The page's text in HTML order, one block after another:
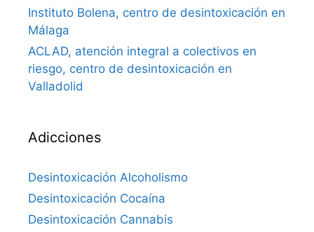
Instituto Bolena, centro de desintoxicación en
Málaga
ACLAD, atención integral a colectivos en
riesgo, centro de desintoxicación en
Valladolid
Adicciones
Desintoxicación Alcoholismo
Desintoxicación Cocaína
Desintoxicación Cannabis